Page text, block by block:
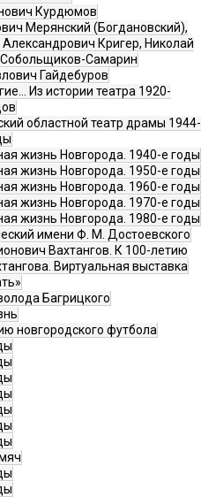
Курдюмов
Мерянский (Богдановский),
Кригер, Николай
Самарин
Гайдебуров
Из истории театра 1920-
областной театр драмы 1944-
жизнь Новгорода. 1940-е годы
жизнь Новгорода. 1950-е годы
жизнь Новгорода. 1960-е годы
жизнь Новгорода. 1970-е годы
жизнь Новгорода. 1980-е годы
имени Ф. М. Достоевского
Вахтангов. К 100-летию
Виртуальная выставка
Багрицкого
новгородского футбола